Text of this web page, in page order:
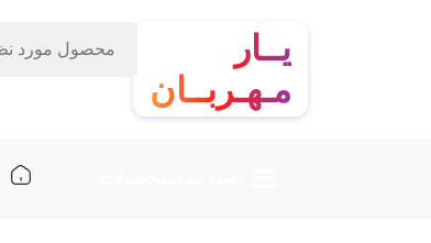
یــار
مـهـربــان